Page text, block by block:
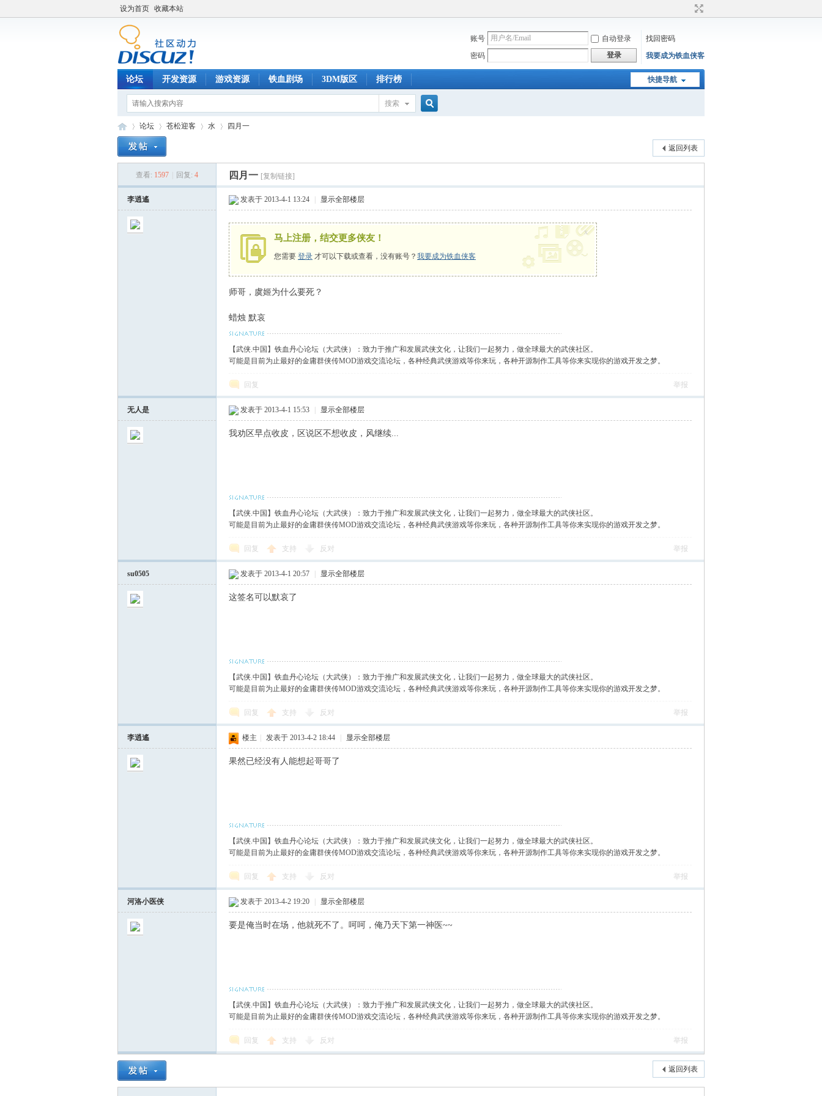
设为首页 收藏本站
账号 自动登录
找回密码
密码
登录 我要成为铁血侠客
快捷导航
论坛 开发资源 游戏资源 铁血剧场 3DM版区 排行榜
搜索
丹
论坛
›
苍松迎客
›
水 四月一
返回列表
查看: 1597 回复: 4 四月一 [复制链接]
李逍遙 发表于 2013-4-1 13:24 显示全部楼层
马上注册，结交更多侠友！
您需要 登录 才可以下载或查看，没有账号？ 我要成为铁血侠客
x
师哥，虞姬为什么要死？
蜡烛 默哀
【武侠.中国】铁血丹心论坛（大武侠）：致力于推广和发展武侠文化，让我们一起努力，做全球最大的武侠社区。
可能是目前为止最好的金庸群侠传MOD游戏交流论坛，各种经典武侠游戏等你来玩，各种开源制作工具等你来实现你的游戏开发之梦。
回复 举报
无人是 发表于 2013-4-1 15:53 显示全部楼层
我劝区早点收皮，区说区不想收皮，风继续...
【武侠.中国】铁血丹心论坛（大武侠）：致力于推广和发展武侠文化，让我们一起努力，做全球最大的武侠社区。
可能是目前为止最好的金庸群侠传MOD游戏交流论坛，各种经典武侠游戏等你来玩，各种开源制作工具等你来实现你的游戏开发之梦。
回复 支持 反对 举报
su0505 发表于 2013-4-1 20:57 显示全部楼层
这签名可以默哀了
【武侠.中国】铁血丹心论坛（大武侠）：致力于推广和发展武侠文化，让我们一起努力，做全球最大的武侠社区。
可能是目前为止最好的金庸群侠传MOD游戏交流论坛，各种经典武侠游戏等你来玩，各种开源制作工具等你来实现你的游戏开发之梦。
回复 支持 反对 举报
李逍遙 楼主 发表于 2013-4-2 18:44 显示全部楼层
果然已经没有人能想起哥哥了
【武侠.中国】铁血丹心论坛（大武侠）：致力于推广和发展武侠文化，让我们一起努力，做全球最大的武侠社区。
可能是目前为止最好的金庸群侠传MOD游戏交流论坛，各种经典武侠游戏等你来玩，各种开源制作工具等你来实现你的游戏开发之梦。
回复 支持 反对 举报
河洛小医侠 发表于 2013-4-2 19:20 显示全部楼层
要是俺当时在场，他就死不了。呵呵，俺乃天下第一神医~~
【武侠.中国】铁血丹心论坛（大武侠）：致力于推广和发展武侠文化，让我们一起努力，做全球最大的武侠社区。
可能是目前为止最好的金庸群侠传MOD游戏交流论坛，各种经典武侠游戏等你来玩，各种开源制作工具等你来实现你的游戏开发之梦。
回复 支持 反对 举报
返回列表